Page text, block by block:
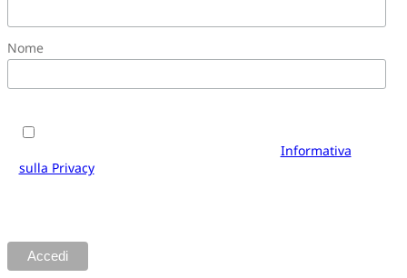
Nome
Informativa
sulla Privacydi Cantinetta Antinori Gastronomie GmbH. È